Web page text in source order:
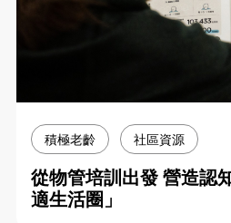
積極老齡 社區資源
從物管培訓出發 營造認
適生活圈」